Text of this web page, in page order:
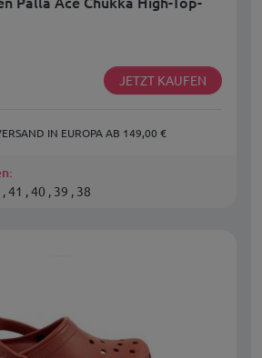
JETZT KAUFEN
IN EUROPA AB 149,00 €
41 , 40 , 39 , 38